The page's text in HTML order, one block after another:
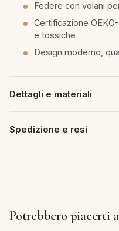
e Pigiami
Federe con volani
Certificazione
e tossiche
Design moderno,
Dettagli e materiali
Spedizione e resi
Potrebbero piacerti